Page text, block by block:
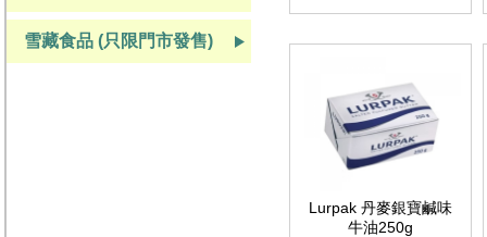
雪藏食品 (只限門市發售)
Lurpak 丹麥銀寶鹹味
牛油250g